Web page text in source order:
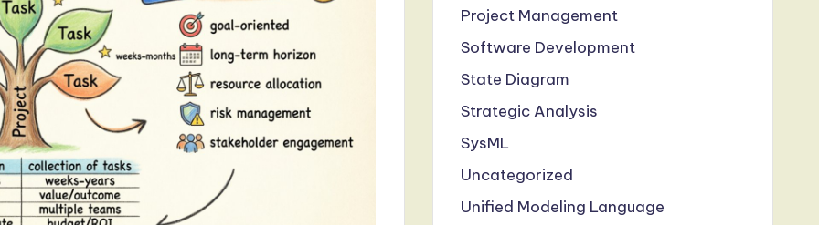
Project Management
Software Development
State Diagram
Strategic Analysis
SysML
Uncategorized
Unified Modeling Language